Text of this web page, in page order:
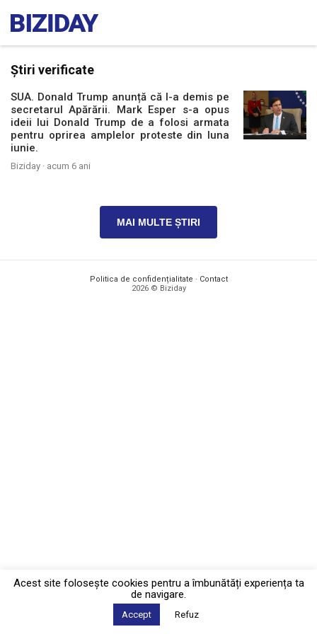
Știri verificate
SUA. Donald Trump anunță că l-a demis pe
secretarul Apărării. Mark Esper s-a opus
ideii lui Donald Trump de a folosi armata
pentru oprirea amplelor proteste din luna
iunie.
Biziday · acum 6 ani
MAI MULTE ȘTIRI
Politica de confidențialitate · Contact
2026 © Biziday
Acest site foloseşte cookies pentru a îmbunătăți experiența ta
de navigare.
Accept Refuz